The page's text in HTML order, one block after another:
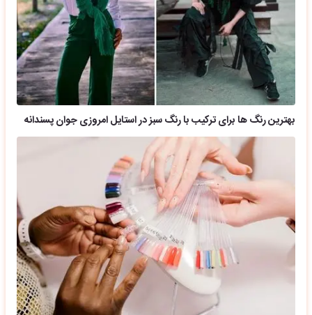
بهترین رنگ ها برای ترکیب با رنگ سبز در استایل امروزی جوان پسندانه